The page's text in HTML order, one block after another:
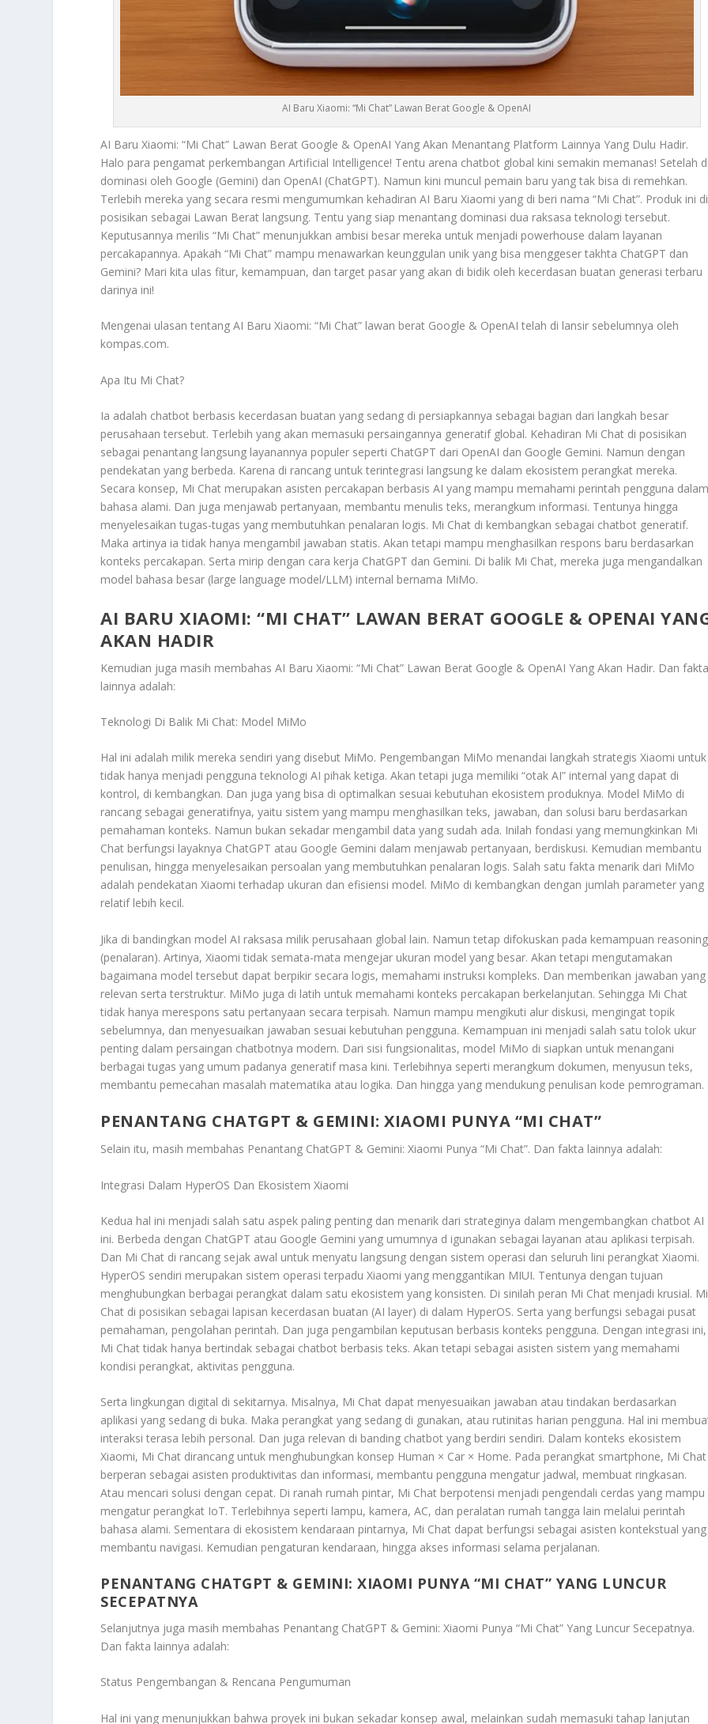
AI Baru Xiaomi: “Mi Chat” Lawan Berat Google & OpenAI
AI Baru Xiaomi: “Mi Chat” Lawan Berat Google & OpenAI Yang Akan Menantang Platform Lainnya Yang Dulu Hadir.
Halo para pengamat perkembangan Artificial Intelligence! Tentu arena chatbot global kini semakin memanas! Setelah
dominasi oleh Google (Gemini) dan OpenAI (ChatGPT). Namun kini muncul pemain baru yang tak bisa di remehkan.
Terlebih mereka yang secara resmi mengumumkan kehadiranAI Baru Xiaomi yang di beri nama “Mi Chat”. Produk ini di
posisikan sebagai Lawan Berat langsung. Tentu yang siap menantang dominasi dua raksasa teknologi tersebut.
Keputusannya merilis “Mi Chat” menunjukkan ambisi besar mereka untuk menjadi powerhouse dalam layanan
percakapannya. Apakah “Mi Chat” mampu menawarkan keunggulan unik yang bisa menggeser takhta ChatGPT dan
Gemini? Mari kita ulas fitur, kemampuan, dan target pasar yang akan di bidik oleh kecerdasan buatan generasi terbaru
darinya ini!
Mengenai ulasan tentangAI Baru Xiaomi: “Mi Chat” lawan berat Google & OpenAI telah di lansir sebelumnya oleh
kompas.com.
Apa Itu Mi Chat?
Ia adalah chatbot berbasis kecerdasan buatan yang sedang di persiapkannya sebagai bagian dari langkah besar
perusahaan tersebut. Terlebih yang akan memasuki persaingannya generatif global. Kehadiran Mi Chat di posisikan
sebagai penantang langsung layanannya populer seperti ChatGPT dari OpenAI dan Google Gemini. Namun dengan
pendekatan yang berbeda. Karena di rancang untuk terintegrasi langsung ke dalam ekosistem perangkat mereka.
Secara konsep, Mi Chat merupakan asisten percakapan berbasis AI yang mampu memahami perintah pengguna
bahasa alami. Dan juga menjawab pertanyaan, membantu menulis teks, merangkum informasi. Tentunya hingga
menyelesaikan tugas-tugas yang membutuhkan penalaran logis. Mi Chat di kembangkan sebagai chatbot generatif.
Maka artinya ia tidak hanya mengambil jawaban statis. Akan tetapi mampu menghasilkan respons baru berdasarkan
konteks percakapan. Serta mirip dengan cara kerja ChatGPT dan Gemini. Di balik Mi Chat, mereka juga mengandalkan
model bahasa besar (large language model/LLM) internal bernama MiMo.
AI BARU XIAOMI: “MI CHAT” LAWAN BERAT GOOGLE & OPENAI
AKAN HADIR
Kemudian juga masih membahasAI Baru Xiaomi: “Mi Chat” Lawan Berat Google & OpenAI Yang Akan Hadir. Dan
lainnya adalah:
Teknologi Di Balik Mi Chat: Model MiMo
Hal ini adalah milik mereka sendiri yang disebut MiMo. Pengembangan MiMo menandai langkah strategis Xiaomi untuk
tidak hanya menjadi pengguna teknologi AI pihak ketiga. Akan tetapi juga memiliki “otak AI” internal yang dapat di
kontrol, di kembangkan. Dan juga yang bisa di optimalkan sesuai kebutuhan ekosistem produknya. Model MiMo di
rancang sebagai generatifnya, yaitu sistem yang mampu menghasilkan teks, jawaban, dan solusi baru berdasarkan
pemahaman konteks. Namun bukan sekadar mengambil data yang sudah ada. Inilah fondasi yang memungkinkan Mi
Chat berfungsi layaknya ChatGPT atau Google Gemini dalam menjawab pertanyaan, berdiskusi. Kemudian membantu
penulisan, hingga menyelesaikan persoalan yang membutuhkan penalaran logis. Salah satu fakta menarik dari MiMo
adalah pendekatan Xiaomi terhadap ukuran dan efisiensi model. MiMo di kembangkan dengan jumlah parameter yang
relatif lebih kecil.
Jika di bandingkan model AI raksasa milik perusahaan global lain. Namun tetap difokuskan pada kemampuan reasoning
(penalaran). Artinya, Xiaomi tidak semata-mata mengejar ukuran model yang besar. Akan tetapi mengutamakan
bagaimana model tersebut dapat berpikir secara logis, memahami instruksi kompleks. Dan memberikan jawaban yang
relevan serta terstruktur. MiMo juga di latih untuk memahami konteks percakapan berkelanjutan. Sehingga Mi Chat
tidak hanya merespons satu pertanyaan secara terpisah. Namun mampu mengikuti alur diskusi, mengingat topik
sebelumnya, dan menyesuaikan jawaban sesuai kebutuhan pengguna. Kemampuan ini menjadi salah satu tolok ukur
penting dalam persaingan chatbotnya modern. Dari sisi fungsionalitas, model MiMo di siapkan untuk menangani
berbagai tugas yang umum padanya generatif masa kini. Terlebihnya seperti merangkum dokumen, menyusun teks,
membantu pemecahan masalah matematika atau logika. Dan hingga yang mendukung penulisan kode pemrograman.
PENANTANG CHATGPT & GEMINI: XIAOMI PUNYA “MI CHAT”
Selain itu, masih membahas Penantang ChatGPT & Gemini: Xiaomi Punya “Mi Chat”. Dan fakta lainnya adalah:
Integrasi Dalam HyperOS Dan Ekosistem Xiaomi
Kedua hal ini menjadi salah satu aspek paling penting dan menarik dari strateginya dalam mengembangkan chatbot AI
ini. Berbeda dengan ChatGPT atau Google Gemini yang umumnya d igunakan sebagai layanan atau aplikasi terpisah.
Dan Mi Chat di rancang sejak awal untuk menyatu langsung dengan sistem operasi dan seluruh lini perangkat Xiaomi.
HyperOS sendiri merupakan sistem operasi terpadu Xiaomi yang menggantikan MIUI. Tentunya dengan tujuan
menghubungkan berbagai perangkat dalam satu ekosistem yang konsisten. Di sinilah peran Mi Chat menjadi krusial. Mi
Chat di posisikan sebagai lapisan kecerdasan buatan (AI layer) di dalam HyperOS. Serta yang berfungsi sebagai pusat
pemahaman, pengolahan perintah. Dan juga pengambilan keputusan berbasis konteks pengguna. Dengan integrasi ini,
Mi Chat tidak hanya bertindak sebagai chatbot berbasis teks. Akan tetapi sebagai asisten sistem yang memahami
kondisi perangkat, aktivitas pengguna.
Serta lingkungan digital di sekitarnya. Misalnya, Mi Chat dapat menyesuaikan jawaban atau tindakan berdasarkan
aplikasi yang sedang di buka. Maka perangkat yang sedang di gunakan, atau rutinitas harian pengguna. Hal ini
interaksi terasa lebih personal. Dan juga relevan di banding chatbot yang berdiri sendiri. Dalam konteks ekosistem
Xiaomi, Mi Chat dirancang untuk menghubungkan konsep Human × Car × Home. Pada perangkat smartphone, Mi Chat
berperan sebagai asisten produktivitas dan informasi, membantu pengguna mengatur jadwal, membuat ringkasan.
Atau mencari solusi dengan cepat. Di ranah rumah pintar, Mi Chat berpotensi menjadi pengendali cerdas yang mampu
mengatur perangkat IoT. Terlebihnya seperti lampu, kamera, AC, dan peralatan rumah tangga lain melalui perintah
bahasa alami. Sementara di ekosistem kendaraan pintarnya, Mi Chat dapat berfungsi sebagai asisten kontekstual yang
membantu navigasi. Kemudian pengaturan kendaraan, hingga akses informasi selama perjalanan.
PENANTANG CHATGPT & GEMINI: XIAOMI PUNYA “MI CHAT” YANG LUNCUR
SECEPATNYA
Selanjutnya juga masih membahas Penantang ChatGPT & Gemini: Xiaomi Punya “Mi Chat” Yang Luncur Secepatnya.
Dan fakta lainnya adalah:
Status Pengembangan & Rencana Pengumuman
Hal ini yang menunjukkan bahwa proyek ini bukan sekadar konsep awal, melainkan sudah memasuki tahap lanjutan